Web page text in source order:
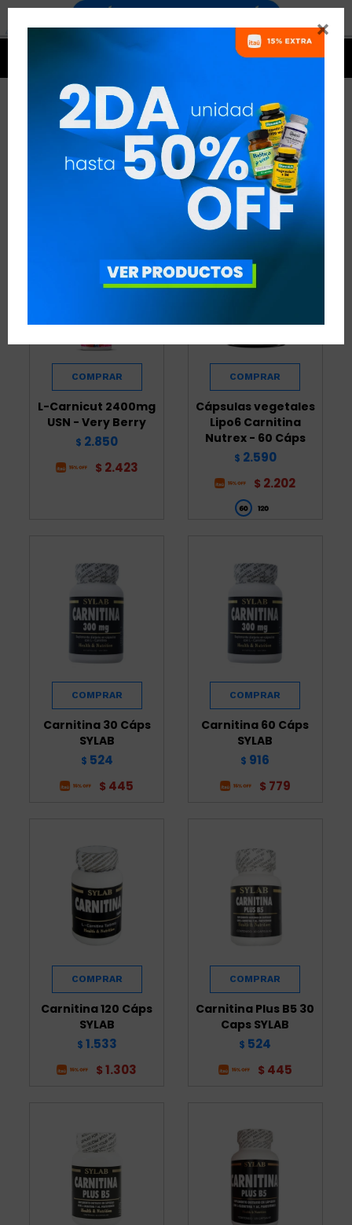

CARNITINA
CARNITINA QUITAR FILTROS
RECOMENDADOS
L-Carnicut 2400mg
USN - Very Berry
$ 2.850
$ 2.423
Cápsulas vegetales
Lipo6 Carnitina
Nutrex - 60 Cáps
$ 2.590
$ 2.202
Carnitina 30 Cáps
SYLAB
$ 524
$ 445
Carnitina 60 Cáps
SYLAB
$ 916
$ 779
Carnitina 120 Cáps
SYLAB
$ 1.533
$ 1.303
Carnitina Plus B5 30
Caps SYLAB
$ 524
$ 445